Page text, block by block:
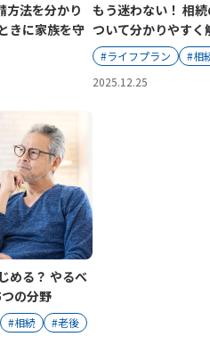
方法を分かり
きに家族を守
もう迷わない！ 相
ついて分かりやすく
#ライフプラン #相
2025.12.25
める？ やるべ
の分野
#相続
#老後